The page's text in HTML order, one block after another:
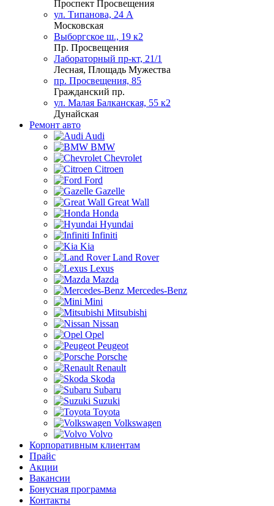
Проспект Просвещения
ул. Типанова, 24 А
Московская
Выборгское ш., 19 к2
Пр. Просвещения
Лабораторный пр-кт, 21/1
Лесная, Площадь Мужества
пр. Просвещения, 85
Гражданский пр.
ул. Малая Балканская, 55 к2
Дунайская
Ремонт авто
Audi
BMW
Chevrolet
Citroen
Ford
Gazelle
Great Wall
Honda
Hyundai
Infiniti
Kia
Land Rover
Lexus
Mazda
Mercedes-Benz
Mini
Mitsubishi
Nissan
Opel
Peugeot
Porsche
Renault
Skoda
Subaru
Suzuki
Toyota
Volkswagen
Volvo
Корпоративным клиентам
Прайс
Акции
Вакансии
Бонусная программа
Контакты